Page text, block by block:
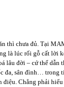
thì chưa đủ. Tại
là lúc rối gỗ cất lời
lâu đời – cứ thế dẫn
đa, sân đình… trong
điệu. Chẳng phải